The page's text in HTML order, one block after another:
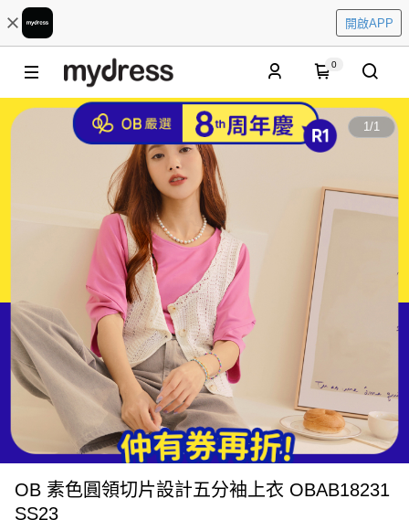
開啟APP
0
1/1
OB 素色圓領切片設計五分袖上衣 OBAB18231
SS23